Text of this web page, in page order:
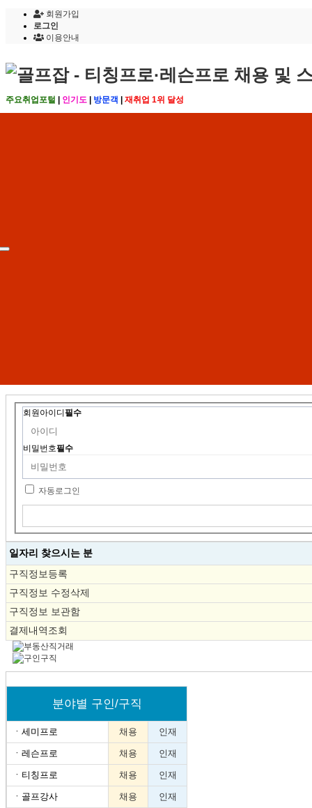
회원가입
로그인
이용안내
주요취업포털 인기도 방문객 재취업 1위 달성
회원아이디 필수
비밀번호필수
자동로그인
일자리 찾으시는 분
구직정보등록
구직정보 수정삭제
구직정보 보관함
결제내역조회
분야별 구인/구직
ㆍ 세미프로 채용 인재
ㆍ 레슨프로 채용 인재
ㆍ 티칭프로 채용 인재
ㆍ 골프강사 채용 인재